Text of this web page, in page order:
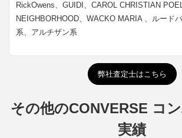
RickOwens、GUIDI、CAROL CHRISTIAN
NEIGHBORHOOD、WACKO MARIA 、ルード
系、アルチザン系
弊社査定士はこちら
その他のCONVERSE コ
実績